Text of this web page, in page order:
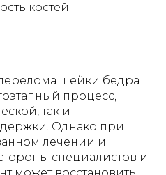
костей.
шейки бедра
процесс,
так и
Однако при
лечении и
специалистов и